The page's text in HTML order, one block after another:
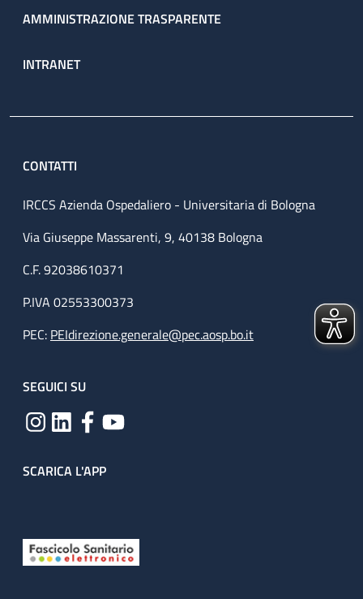
AMMINISTRAZIONE TRASPARENTE
INTRANET
CONTATTI
IRCCS Azienda Ospedaliero - Universitaria di Bologna
Via Giuseppe Massarenti, 9, 40138 Bologna
C.F. 92038610371
P.IVA 02553300373
PEC: PEIdirezione.generale@pec.aosp.bo.it
SEGUICI SU
SCARICA L'APP